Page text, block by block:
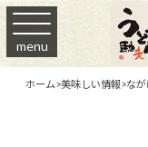
menu
ホーム>美味しい情報>なが